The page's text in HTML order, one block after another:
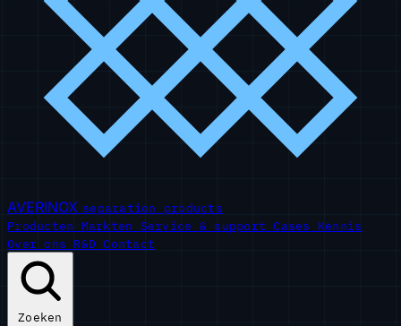
AVERINOX separation products
Producten Markten Service & support Cases Kennis
Over ons R&D Contact
Zoeken